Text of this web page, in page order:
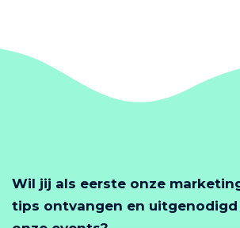
Wil jij als eerste onze
tips ontvangen en